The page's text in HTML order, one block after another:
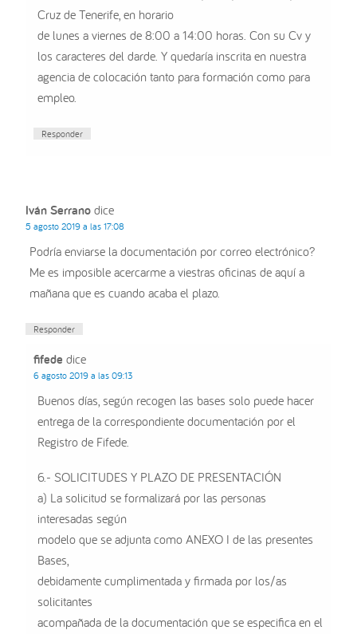
Cruz de Tenerife, en horario
de lunes a viernes de 8:00 a 14:00 horas. Con su Cv y
los caracteres del darde. Y quedaría inscrita en nuestra
agencia de colocación tanto para formación como para
empleo.
Responder
Iván Serrano dice
5 agosto 2019 a las 17:08
Podría enviarse la documentación por correo electrónico?
Me es imposible acercarme a viestras oficinas de aquí a
mañana que es cuando acaba el plazo.
Responder
fifede dice
6 agosto 2019 a las 09:13
Buenos días, según recogen las bases solo puede hacer
entrega de la correspondiente documentación por el
Registro de Fifede.
6.- SOLICITUDES Y PLAZO DE PRESENTACIÓN
a) La solicitud se formalizará por las personas
interesadas según
modelo que se adjunta como ANEXO I de las presentes
Bases,
debidamente cumplimentada y firmada por los/as
solicitantes
acompañada de la documentación que se especifica en el